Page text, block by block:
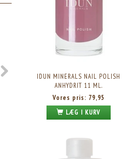
IDUN MINERALS BASE COAT KRISTALL, 11ML.
IDUN MINERALS NAIL POLISH
ANHYDRIT 11 ML.
Vores pris: 79,95
LÆG I KURV